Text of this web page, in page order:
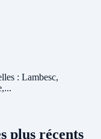
: Lambesc,
plus récents